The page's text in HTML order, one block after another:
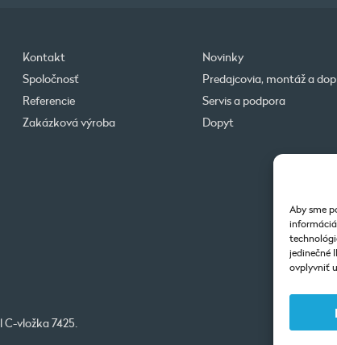
Aby sme
jedinečné
ovplyvniť
Kontakt
Novinky
Spoločnosť
Predajcovia, montáž a
Referencie
Servis a podpora
Zakázková výroba
Dopyt
C-vložka 7425.